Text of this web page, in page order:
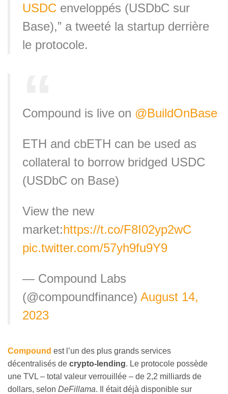
USDC enveloppés (USDbC sur
Base),” a tweeté la startup derrière
le protocole.
Compound is live on @BuildOnBase
ETH and cbETH can be used as
collateral to borrow bridged USDC
(USDbC on Base)
View the new
market:https://t.co/F8I02yp2wC
pic.twitter.com/57yh9fu9Y9
— Compound Labs
(@compoundfinance) August 14,
2023
Compound est l’un des plus grands services
décentralisés de crypto-lending. Le protocole possède
une TVL – total valeur verrouillée – de 2,2 milliards de
dollars, selon DeFillama. Il était déjà disponible sur